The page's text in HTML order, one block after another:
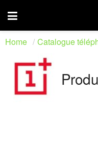
Home Catalogue